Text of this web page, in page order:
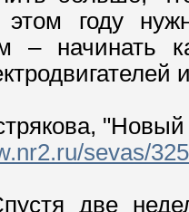
году
– начинать
"Новый
sevas/
две